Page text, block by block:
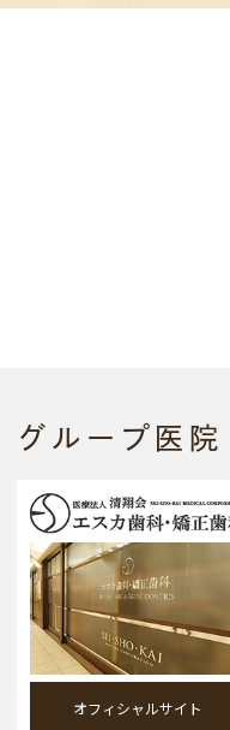
グループ医院
オフィシャルサイト